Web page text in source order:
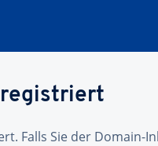
Falls Sie der